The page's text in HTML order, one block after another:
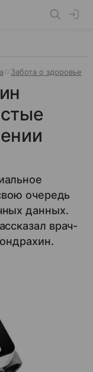
Забота о здоровье
очередь
данных.
врач-